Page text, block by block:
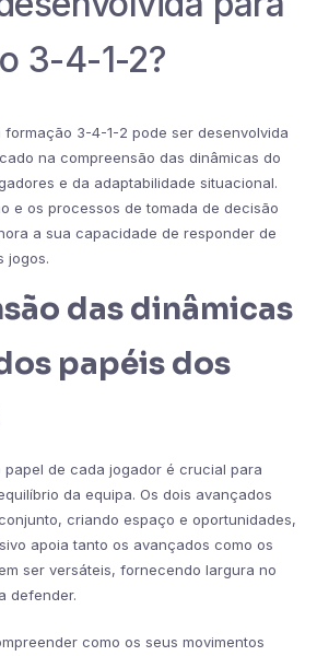
3-4-1-2?
3-4-1-2 pode ser desenvolvida
na compreensão das dinâmicas do
e da adaptabilidade situacional.
e os processos de tomada de decisão
a sua capacidade de responder de
jogos.
das dinâmicas
papéis dos
de cada jogador é crucial para
da equipa. Os dois avançados
criando espaço e oportunidades,
apoia tanto os avançados como os
ser versáteis, fornecendo largura no
defender.
como os seus movimentos